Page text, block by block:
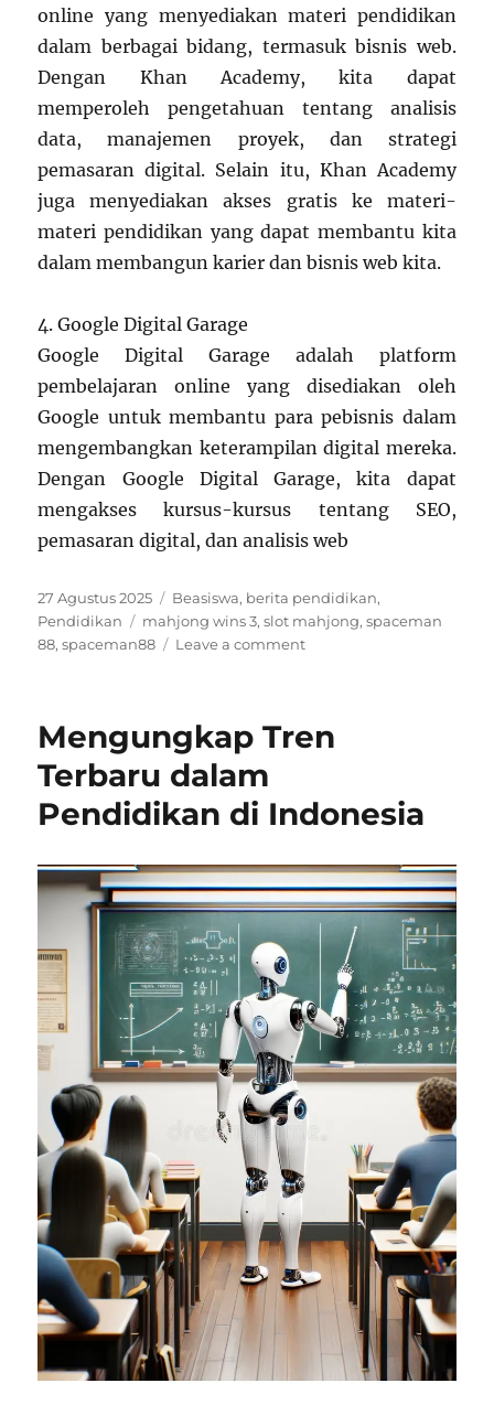
online yang menyediakan materi pendidikan
dalam berbagai bidang, termasuk bisnis web.
Dengan Khan Academy, kita dapat
memperoleh pengetahuan tentang analisis
data, manajemen proyek, dan strategi
pemasaran digital. Selain itu, Khan Academy
juga menyediakan akses gratis ke materi-
materi pendidikan yang dapat membantu kita
dalam membangun karier dan bisnis web kita.
4. Google Digital Garage
Google Digital Garage adalah platform
pembelajaran online yang disediakan oleh
Google untuk membantu para pebisnis dalam
mengembangkan keterampilan digital mereka.
Dengan Google Digital Garage, kita dapat
mengakses kursus-kursus tentang SEO,
pemasaran digital, dan analisis web
Posted
on
27 Agustus 2025 Categories
Beasiswa, berita pendidikan,
Pendidikan
Tags
mahjong wins 3,slot mahjong,spaceman
88,spaceman88 Leave a commenton
Web:
Terbaik
Melalui
Online
Mengungkap Tren
Terbaru dalam
Pendidikan di Indonesia